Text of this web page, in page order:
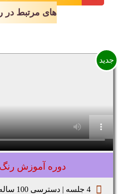
های مرتبط در
دوره آموزش
جدید